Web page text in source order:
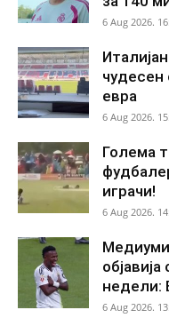
6 Aug 2026.
евра
6 Aug 2026.
Голема
играчи!
6 Aug 2026.
недели:
6 Aug 2026.